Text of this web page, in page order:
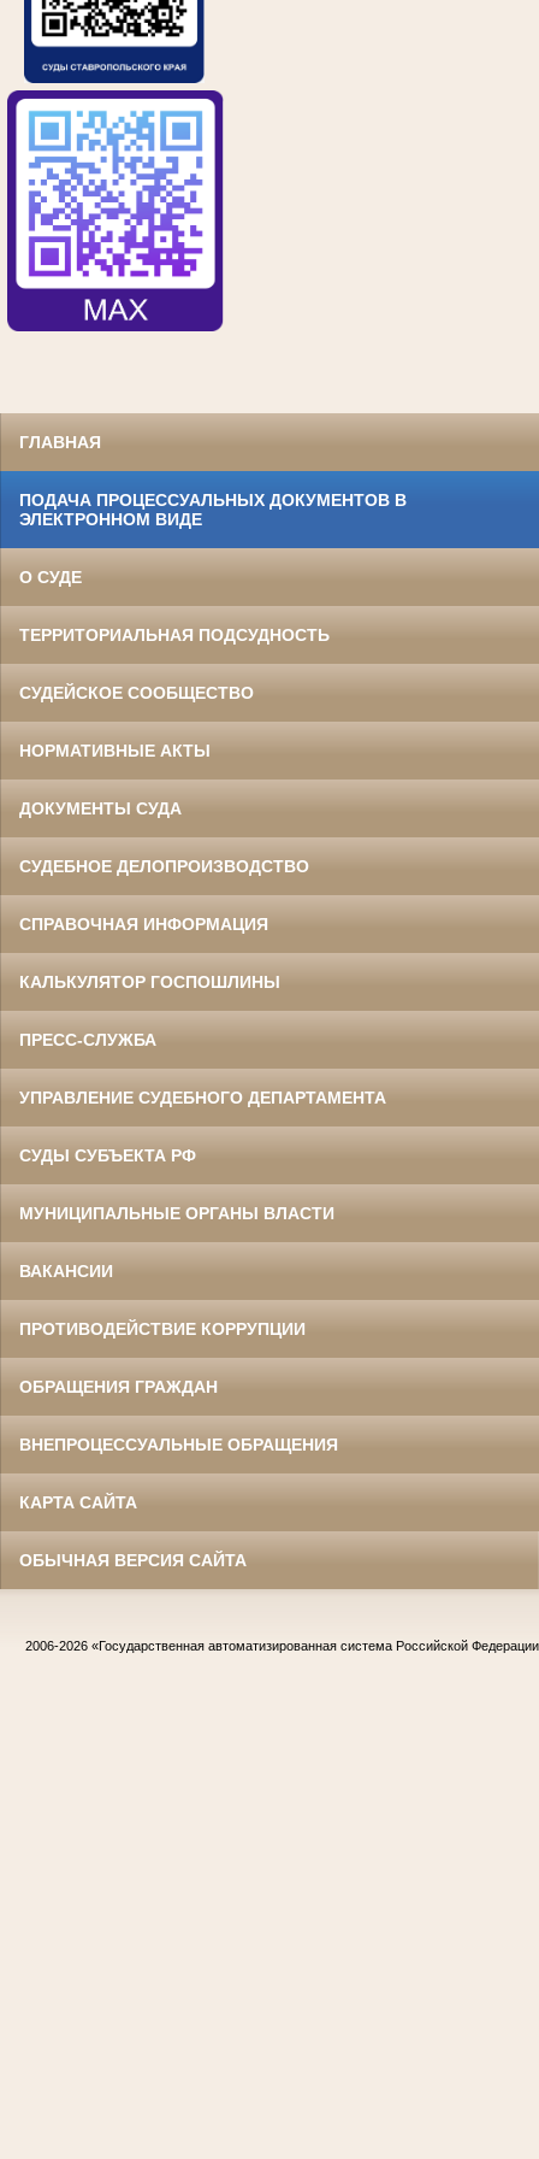
ГЛАВНАЯ
ПОДАЧА ПРОЦЕССУАЛЬНЫХ ДОКУМЕНТОВ В
ЭЛЕКТРОННОМ ВИДЕ
О СУДЕ
ТЕРРИТОРИАЛЬНАЯ ПОДСУДНОСТЬ
СУДЕЙСКОЕ СООБЩЕСТВО
НОРМАТИВНЫЕ АКТЫ
ДОКУМЕНТЫ СУДА
СУДЕБНОЕ ДЕЛОПРОИЗВОДСТВО
СПРАВОЧНАЯ ИНФОРМАЦИЯ
КАЛЬКУЛЯТОР ГОСПОШЛИНЫ
ПРЕСС-СЛУЖБА
УПРАВЛЕНИЕ СУДЕБНОГО ДЕПАРТАМЕНТА
СУДЫ СУБЪЕКТА РФ
МУНИЦИПАЛЬНЫЕ ОРГАНЫ ВЛАСТИ
ВАКАНСИИ
ПРОТИВОДЕЙСТВИЕ КОРРУПЦИИ
ОБРАЩЕНИЯ ГРАЖДАН
ВНЕПРОЦЕССУАЛЬНЫЕ ОБРАЩЕНИЯ
КАРТА САЙТА
ОБЫЧНАЯ ВЕРСИЯ САЙТА
2006-2026 «Государственная автоматизированная система Российской